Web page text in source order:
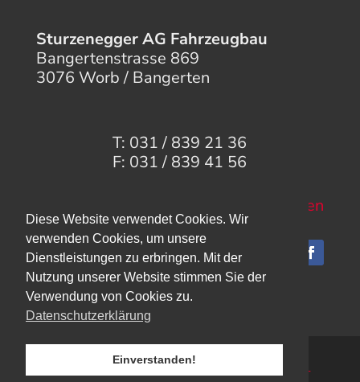
Sturzenegger AG Fahrzeugbau
Bangertenstrasse 869
3076 Worb / Bangerten
T: 031 / 839 21 36
F: 031 / 839 41 56
Mail senden
Ⓒ 2021 Fahrzeugbau Sturzenegger AG | byevoNET
Diese Website verwendet Cookies. Wir
verwenden Cookies, um unsere
Dienstleistungen zu erbringen. Mit der
Nutzung unserer Website stimmen Sie der
Verwendung von Cookies zu.
Datenschutzerklärung
Einverstanden!